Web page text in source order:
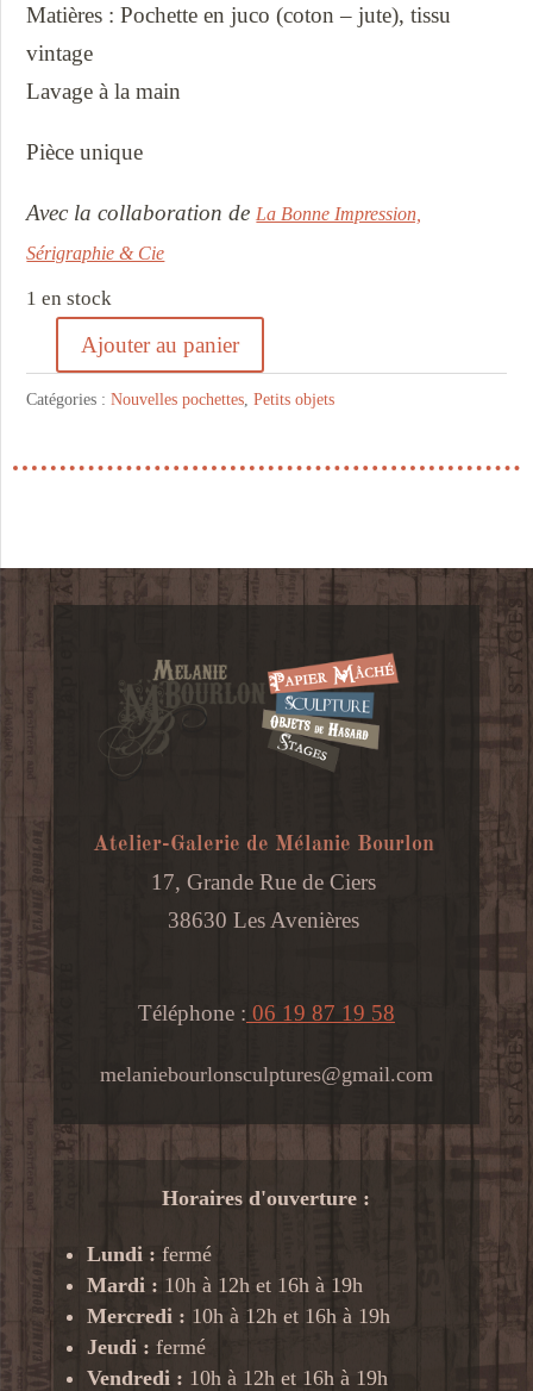
Matières : Pochette en juco (coton – jute), tissu
vintage
Lavage à la main
Pièce unique
Avec la collaboration de La Bonne Impression,
Sérigraphie & Cie
1 en stock
quantité
de
rouge
bleu
Ajouter au panier
Catégories :Nouvelles pochettes,Petits objets
Atelier-Galerie de Mélanie Bourlon
17, Grande Rue de Ciers
38630 Les Avenières
Téléphone : 06 19 87 19 58
melaniebourlonsculptures@gmail.com
Horaires d'ouverture :
Lundi : fermé
Mardi : 10h à 12h et 16h à 19h
Mercredi : 10h à 12h et 16h à 19h
Jeudi : fermé
Vendredi : 10h à 12h et 16h à 19h